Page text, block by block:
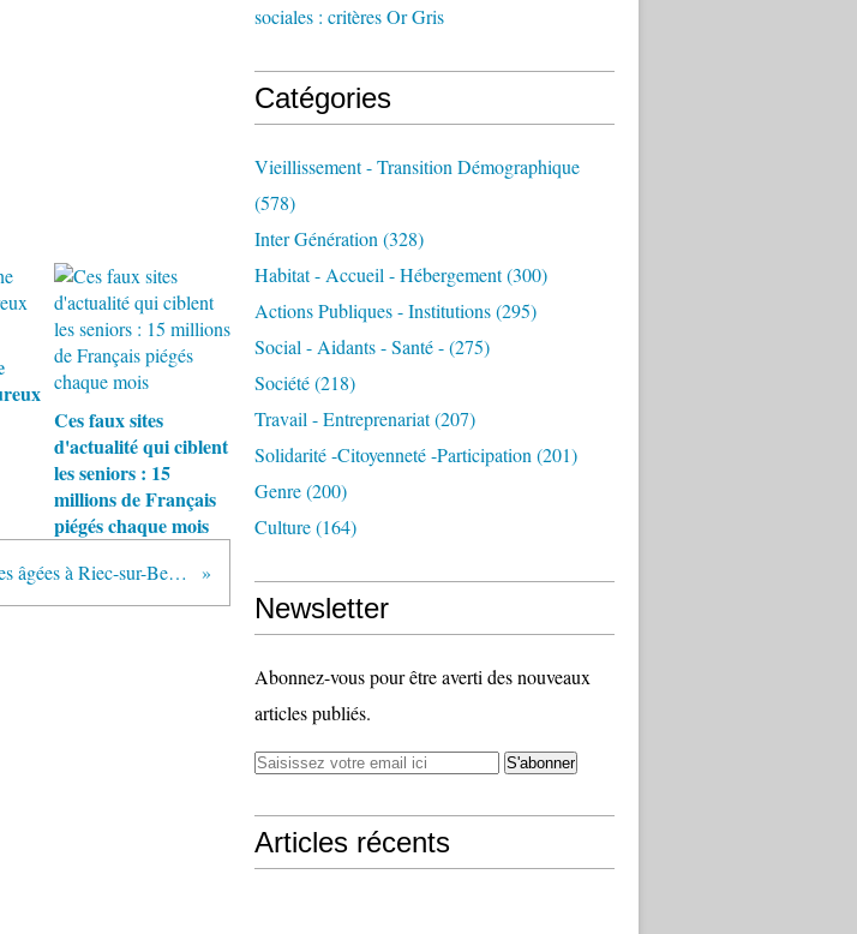
Ces faux sites
d'actualité qui ciblent
les seniors : 15
millions de Français
piégés chaque mois
Logements adaptés aux personnes âgées à Riec-sur-Belon- Bretagne- 29-
sociales : critères Or Gris
Catégories
Vieillissement - Transition Démographique
(578)
Inter Génération (328)
Habitat - Accueil - Hébergement(300)
Actions Publiques - Institutions(295)
Social - Aidants - Santé -(275)
Société(218)
Travail - Entreprenariat(207)
Solidarité -citoyenneté -participation (201)
Genre(200)
Culture(164)
Newsletter
Abonnez-vous pour être averti des nouveaux
articles publiés.
Articles récents